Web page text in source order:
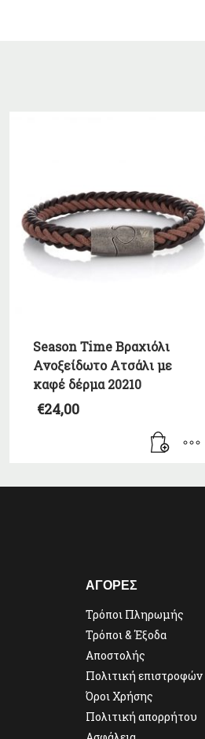
Season Time Βραχιόλι
Ανοξείδωτο Ατσάλι με
καφέ δέρμα 20210
€24,00
ΑΓΟΡΕΣ
Τρόποι Πληρωμής
Τρόποι & Έξοδα
Αποστολής
Πολιτική επιστροφών
Όροι Χρήσης
Πολιτική απορρήτου